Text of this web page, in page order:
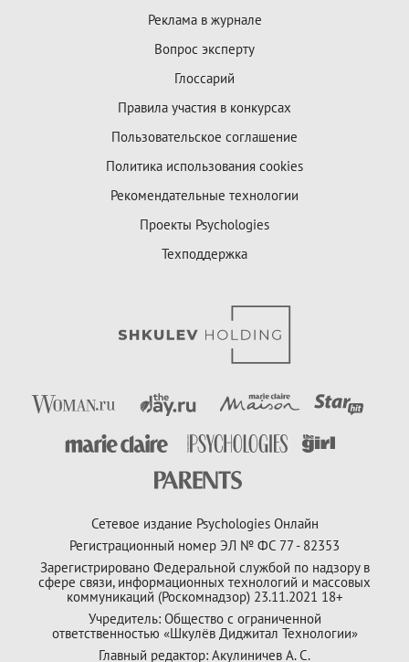
Реклама в журнале
Вопрос эксперту
Глоссарий
Правила участия в конкурсах
Пользовательское соглашение
Политика использования cookies
Рекомендательные технологии
Проекты Psychologies
Техподдержка
Сетевое издание Psychologies Онлайн
Регистрационный номер ЭЛ № ФС 77 - 82353
Зарегистрировано Федеральной службой по надзору в
сфере связи, информационных технологий и массовых
коммуникаций (Роскомнадзор) 23.11.2021 18+
Учредитель: Общество с ограниченной
ответственностью «Шкулёв Диджитал Технологии»
Главный редактор: Акулиничев А. С.